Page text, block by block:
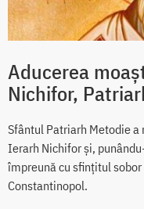
Aducerea
Nichifor,
Sfântul Patriarh Metodie
Ierarh Nichifor și,
împreună cu sfințitul
Constantinopol.